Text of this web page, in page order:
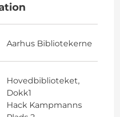
Aarhus Bibliotekerne
Hovedbiblioteket,
Dokk1
Hack Kampmanns